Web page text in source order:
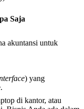
Saja
akuntansi untuk
) yang
di kantor, atau